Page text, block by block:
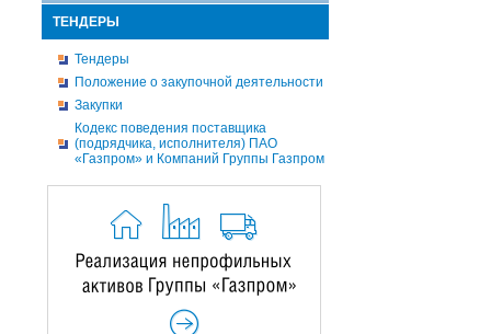
ТЕНДЕРЫ
Тендеры
Положение о закупочной деятельности
Закупки
Кодекс поведения поставщика
(подрядчика, исполнителя) ПАО
«Газпром» и Компаний Группы Газпром